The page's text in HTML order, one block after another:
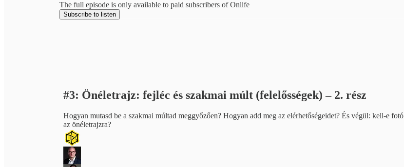
The full episode is only available to paid subscribers of Onlife
Subscribe to listen
#3: Önéletrajz: fejléc és szakmai múlt (felelősségek) – 2. rész
Hogyan mutasd be a szakmai múltad meggyőzően? Hogyan add meg az elérhetőségeidet? És végül: kell-e fotó
az önéletrajzra?